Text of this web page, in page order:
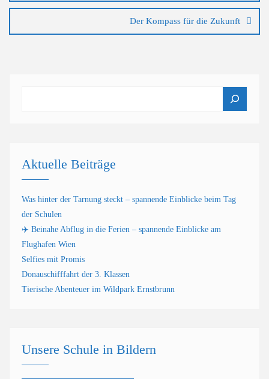
Der Kompass für die Zukunft
Aktuelle Beiträge
Was hinter der Tarnung steckt – spannende Einblicke beim Tag
der Schulen
✈️ Beinahe Abflug in die Ferien – spannende Einblicke am
Flughafen Wien
Selfies mit Promis
Donauschifffahrt der 3. Klassen
Tierische Abenteuer im Wildpark Ernstbrunn
Unsere Schule in Bildern